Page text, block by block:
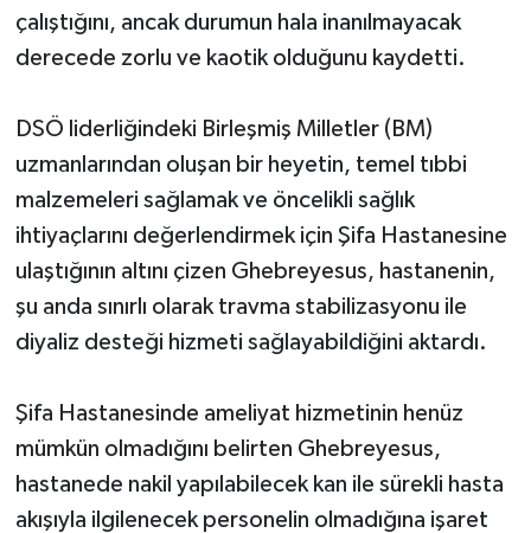
çalıştığını, ancak durumun hala inanılmayacak
derecede zorlu ve kaotik olduğunu kaydetti.
DSÖ liderliğindeki Birleşmiş Milletler (BM)
uzmanlarından oluşan bir heyetin, temel tıbbi
malzemeleri sağlamak ve öncelikli sağlık
ihtiyaçlarını değerlendirmek için Şifa Hastanesine
ulaştığının altını çizen Ghebreyesus, hastanenin,
şu anda sınırlı olarak travma stabilizasyonu ile
diyaliz desteği hizmeti sağlayabildiğini aktardı.
Şifa Hastanesinde ameliyat hizmetinin henüz
mümkün olmadığını belirten Ghebreyesus,
hastanede nakil yapılabilecek kan ile sürekli hasta
akışıyla ilgilenecek personelin olmadığına işaret